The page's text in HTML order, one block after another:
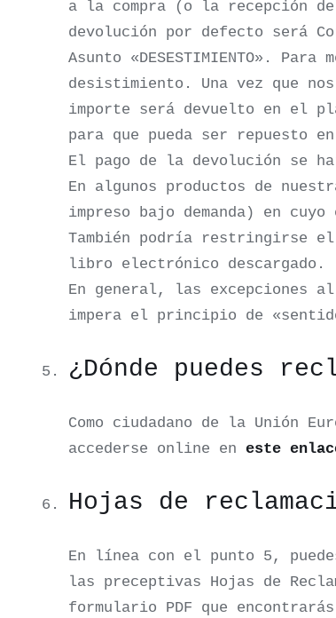
a la compra (o la recepción
devolución por defecto será
Asunto «DESESTIMIENTO».
desistimiento. Una vez que
importe será devuelto en el
para que pueda ser repuesto
El pago de la devolución se
En algunos productos de
impreso bajo demanda) en
También podría restringirse
libro electrónico descargado.
En general, las excepciones
impera el principio de
¿Dónde puedes
Como ciudadano de la Unión
accederse online en este
Hojas de
En línea con el punto 5,
las preceptivas Hojas de
formulario PDF que